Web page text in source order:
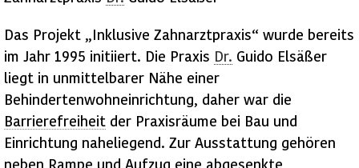
Das Projekt „Inklusive Zahnarztpraxis“ wurde bereits
im Jahr 1995 initiiert. Die Praxis Dr. Guido Elsäßer
liegt in unmittelbarer Nähe einer
Behindertenwohneinrichtung, daher war die
Barrierefreiheit der Praxisräume bei Bau und
Einrichtung naheliegend. Zur Ausstattung gehören
neben Rampe und Aufzug eine abgesenkte